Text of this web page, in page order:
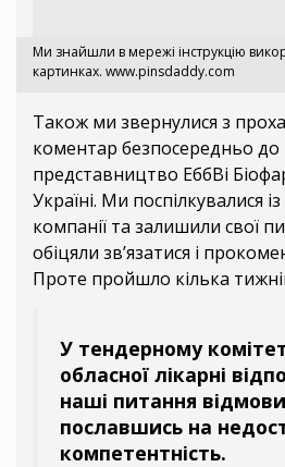
Ми знайшли в мережі інструкцію
картинках. www.pinsdaddy.com
Також ми звернулися з
коментар безпосередньо
представництво ЕббВі
Україні. Ми поспілкувалися
компанії та залишили свої
обіцяли зв’язатися і
Проте пройшло кілька
У тендерному
обласної лікарні
наші питання
пославшись на
компетентність.